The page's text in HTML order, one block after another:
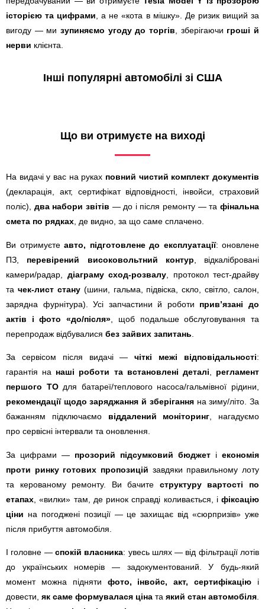
історією та цифрами , а не «кота в мішку». Де ризик вищий за
вигоду — ми зупиняємо угоду до торгів , зберігаючи гроші й
нерви клієнта.
Інші популярні автомобілі зі США
Що ви отримуєте на виході
На видачі у вас на руках повний чистий комплект документів
(декларація, акт, сертифікат відповідності, інвойси, страховий
поліс), два набори звітів — до і після ремонту — тафінальна
смета по рядках, де видно, за що саме сплачено.
Ви отримуєте авто, підготовлене до експлуатації: оновлене
ПЗ, перевірений високовольтний контур , відкалібровані
камери/радар, діаграму сход-розвалу , протокол тест-драйву
та чек-лист стану(шини, гальма, підвіска, скло, світло, салон,
зарядна фурнітура). Усі запчастини й роботи прив’язані до
актів і фото «до/після» , щоб подальше обслуговування та
перепродаж відбувалися без зайвих запитань
За сервісом після видачі —чіткі межі відповідальності:
гарантія на наші роботи та встановлені деталі
регламент
першого ТОдля батареї/теплового насоса/гальмівної рідини,
рекомендації щодо заряджання й зберіганняна зиму/літо. За
бажанням підключаємо віддалений моніторинг , нагадуємо
про сервісні інтервали та оновлення.
За цифрами — прозорий підсумковий бюджет і економія
проти ринку готових пропозицій завдяки правильному лоту
та керованому ремонту. Ви бачите структуру вартості по
етапах , «вилки» там, де ринок справді коливається, і фіксацію
ціни на погоджені позиції — це захищає від «сюрпризів» уже
після прибуття автомобіля.
І головне — спокій власника: увесь шлях — від фільтрації лотів
до українських номерів — задокументований. У будь-який
момент можна підняти фото, інвойс, акт, сертифікацію і
довести, як саме формувалася ціна та який стан автомобіля